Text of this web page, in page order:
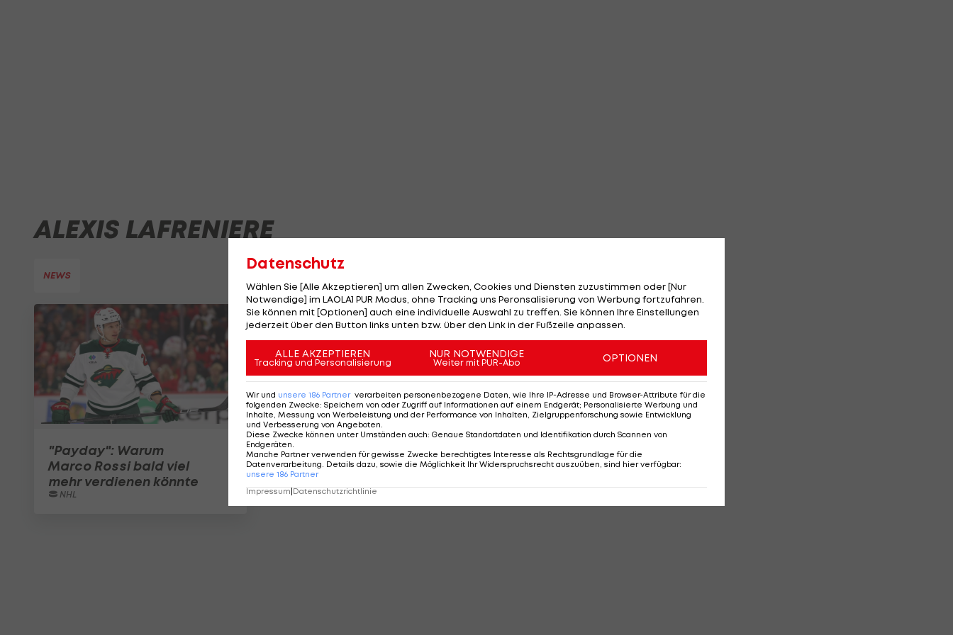
ALEXIS LAFRENIERE
NEWS
"Payday": Warum
Marco Rossi bald viel
mehr verdienen könnte
NHL
Datenschutz
Wählen Sie [Alle Akzeptieren] um allen Zwecken, Cookies und Diensten zuzustimmen oder [Nur
Notwendige] im LAOLA1 PUR Modus, ohne Tracking uns Peronsalisierung von Werbung fortzufahren.
Sie können mit [Optionen] auch eine individuelle Auswahl zu treffen. Sie können Ihre Einstellungen
jederzeit über den Button links unten bzw. über den Link in der Fußzeile anpassen.
ALLE AKZEPTIEREN
Tracking und Personalisierung
NUR NOTWENDIGE
Weiter mit PUR-Abo OPTIONEN
Wir und unsere 186 Partner verarbeiten personenbezogene Daten, wie Ihre IP-Adresse und Browser-Attribute für die
folgenden Zwecke: Speichern von oder Zugriff auf Informationen auf einem Endgerät; Personalisierte Werbung und
Inhalte, Messung von Werbeleistung und der Performance von Inhalten, Zielgruppenforschung sowie Entwicklung
und Verbesserung von Angeboten
Diese Zwecke können unter Umständen auch: Genaue Standortdaten und Identifikation durch Scannen von
Endgeräten
Manche Partner verwenden für gewisse Zwecke berechtigtes Interesse als Rechtsgrundlage für die
Datenverarbeitung. Details dazu, sowie die Möglichkeit Ihr Widerspruchsrecht auszuüben, sind hier verfügbar:
unsere 186 Partner
Impressum|Datenschutzrichtlinie